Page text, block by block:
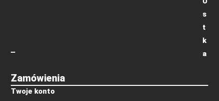
Zamówienia
Twoje konto
s
t
k
a